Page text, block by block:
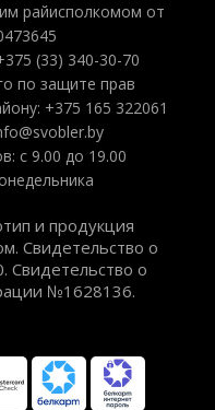
райисполкомом от
(33) 340-30-70
по защите прав
+375 165 322061
с 9.00 до 19.00
и продукция
Свидетельство о
Свидетельство о
№1628136.